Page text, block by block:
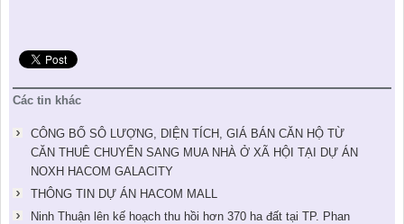
Các tin khác
CÔNG BỐ SÔ LƯỢNG, DIỆN TÍCH, GIÁ BÁN CĂN HỘ TỪ
CĂN THUÊ CHUYỂN SANG MUA NHÀ Ở XÃ HỘI TẠI DỰ ÁN
NOXH HACOM GALACITY
THÔNG TIN DỰ ÁN HACOM MALL
Ninh Thuận lên kế hoạch thu hồi hơn 370 ha đất tại TP. Phan